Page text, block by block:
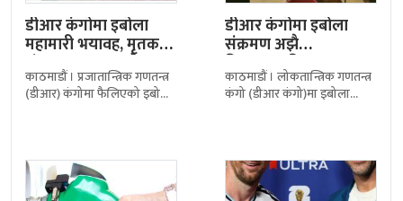
डीआर कंगोमा इबोला
महामारी भयावह, मृतक
संख्या १,३०९ नाघ्यो
काठमाडौं । प्रजातान्त्रिक गणतन्त्र
(डीआर) कंगोमा फैलिएको इबोला
डीआर कंगोमा इबोला
संक्रमण अझै
नियन्त्रणबाहिर,
डब्ल्यूएचओद्वारा उच्च
सतर्कता
काठमाडौं । लोकतान्त्रिक गणतन्त्र
कंगो (डीआर कंगो)मा इबोला
संक्रमण अझै